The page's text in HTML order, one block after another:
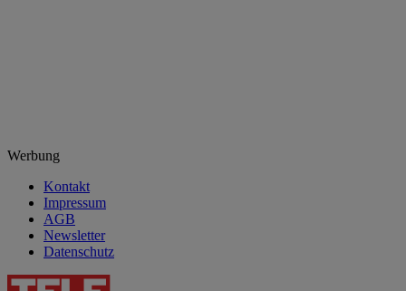
Werbung
Kontakt
Impressum
AGB
Newsletter
Datenschutz